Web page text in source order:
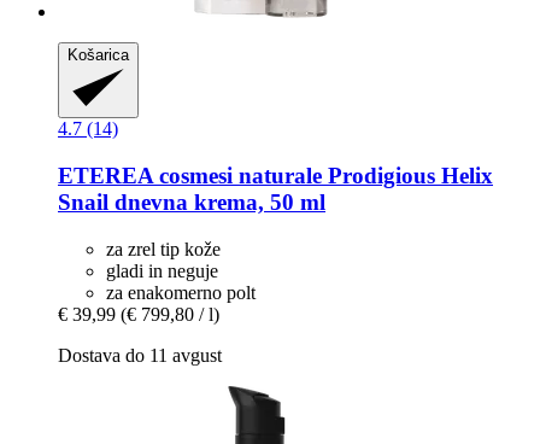
Košarica
4.7 (14)
ETEREA cosmesi naturale Prodigious Helix
Snail dnevna krema, 50 ml
za zrel tip kože
gladi in neguje
za enakomerno polt
€ 39,99 (€ 799,80 / l)
Dostava do 11 avgust